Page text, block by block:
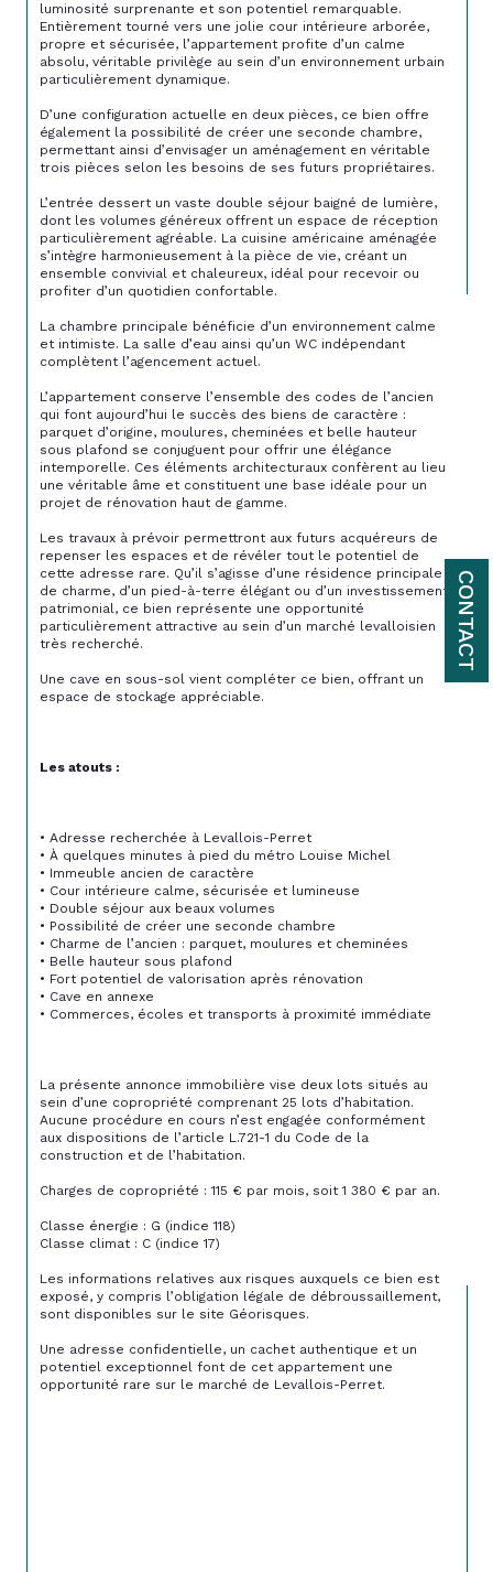
CONTACT
luminosité surprenante et son potentiel remarquable.
Entièrement tourné vers une jolie cour intérieure arborée,
propre et sécurisée, l’appartement profite d’un calme
absolu, véritable privilège au sein d’un environnement urbain
particulièrement dynamique.
D’une configuration actuelle en deux pièces, ce bien offre
également la possibilité de créer une seconde chambre,
permettant ainsi d’envisager un aménagement en véritable
trois pièces selon les besoins de ses futurs propriétaires.
L’entrée dessert un vaste double séjour baigné de lumière,
dont les volumes généreux offrent un espace de réception
particulièrement agréable. La cuisine américaine aménagée
s’intègre harmonieusement à la pièce de vie, créant un
ensemble convivial et chaleureux, idéal pour recevoir ou
profiter d’un quotidien confortable.
La chambre principale bénéficie d’un environnement calme
et intimiste. La salle d’eau ainsi qu’un WC indépendant
complètent l’agencement actuel.
L’appartement conserve l’ensemble des codes de l’ancien
qui font aujourd’hui le succès des biens de caractère :
parquet d’origine, moulures, cheminées et belle hauteur
sous plafond se conjuguent pour offrir une élégance
intemporelle. Ces éléments architecturaux confèrent au lieu
une véritable âme et constituent une base idéale pour un
projet de rénovation haut de gamme.
Les travaux à prévoir permettront aux futurs acquéreurs de
repenser les espaces et de révéler tout le potentiel de
cette adresse rare. Qu’il s’agisse d’une résidence principale
de charme, d’un pied-à-terre élégant ou d’un investissement
patrimonial, ce bien représente une opportunité
particulièrement attractive au sein d’un marché levalloisien
très recherché.
Une cave en sous-sol vient compléter ce bien, offrant un
espace de stockage appréciable.
Les atouts :
• Adresse recherchée à Levallois-Perret
• À quelques minutes à pied du métro Louise Michel
• Immeuble ancien de caractère
• Cour intérieure calme, sécurisée et lumineuse
• Double séjour aux beaux volumes
• Possibilité de créer une seconde chambre
• Charme de l’ancien : parquet, moulures et cheminées
• Belle hauteur sous plafond
• Fort potentiel de valorisation après rénovation
• Cave en annexe
• Commerces, écoles et transports à proximité immédiate
La présente annonce immobilière vise deux lots situés au
sein d’une copropriété comprenant 25 lots d’habitation.
Aucune procédure en cours n’est engagée conformément
aux dispositions de l’article L.721-1 du Code de la
construction et de l’habitation.
Charges de copropriété : 115 € par mois, soit 1 380 € par an.
Classe énergie : G (indice 118)
Classe climat : C (indice 17)
Les informations relatives aux risques auxquels ce bien est
exposé, y compris l’obligation légale de débroussaillement,
sont disponibles sur le site Géorisques.
Une adresse confidentielle, un cachet authentique et un
potentiel exceptionnel font de cet appartement une
opportunité rare sur le marché de Levallois-Perret.